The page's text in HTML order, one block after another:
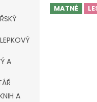
A
A
MATNÉ